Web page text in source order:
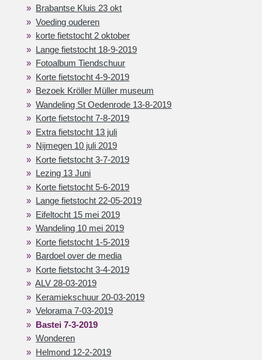
Brabantse Kluis 23 okt
Voeding ouderen
korte fietstocht 2 oktober
Lange fietstocht 18-9-2019
Fotoalbum Tiendschuur
Korte fietstocht 4-9-2019
Bezoek Kröller Müller museum
Wandeling St Oedenrode 13-8-2019
Korte fietstocht 7-8-2019
Extra fietstocht 13 juli
Nijmegen 10 juli 2019
Korte fietstocht 3-7-2019
Lezing 13 Juni
Korte fietstocht 5-6-2019
Lange fietstocht 22-05-2019
Eifeltocht 15 mei 2019
Wandeling 10 mei 2019
Korte fietstocht 1-5-2019
Bardoel over de media
Korte fietstocht 3-4-2019
ALV 28-03-2019
Keramiekschuur 20-03-2019
Velorama 7-03-2019
Bastei 7-3-2019
Wonderen
Helmond 12-2-2019